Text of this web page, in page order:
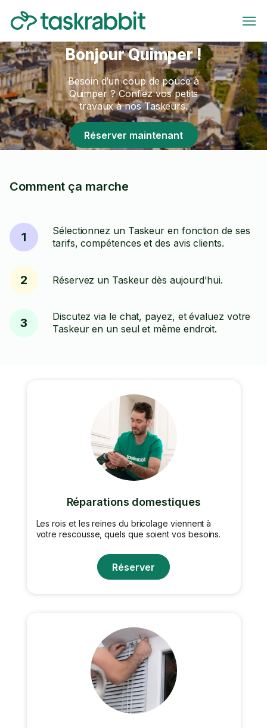
Bonjour Quimper !
Besoin d’un coup de pouce à
Quimper ? Confiez vos petits
travaux à nos Taskeurs.
Réserver maintenant
Comment ça marche
1
Sélectionnez un Taskeur en fonction de ses
tarifs, compétences et des avis clients.
2 Réservez un Taskeur dès aujourd'hui.
3
Discutez via le chat, payez, et évaluez votre
Taskeur en un seul et même endroit.
Réparations domestiques
Les rois et les reines du bricolage viennent à
votre rescousse, quels que soient vos besoins.
Réserver